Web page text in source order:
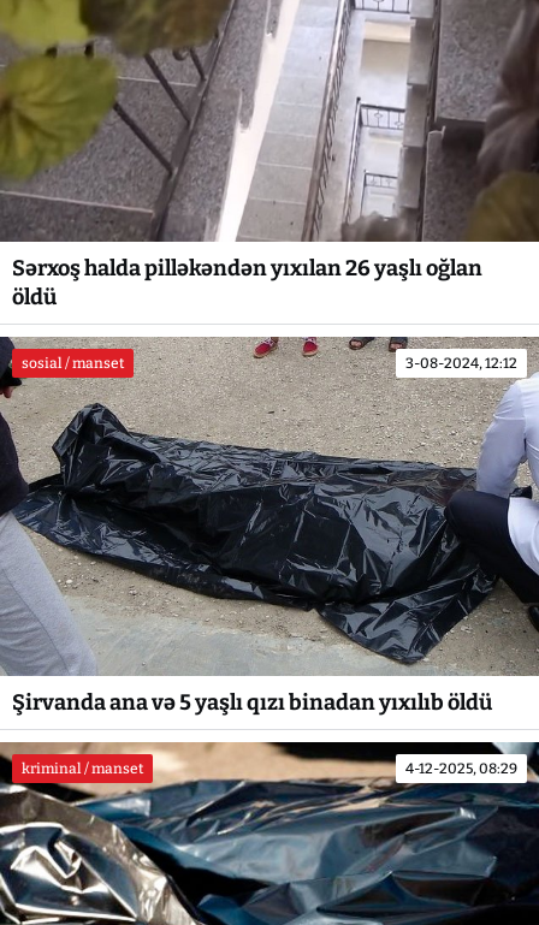
Sərxoş halda pilləkəndən yıxılan 26 yaşlı oğlan
öldü
sosial / manset 3-08-2024, 12:12
Şirvanda ana və 5 yaşlı qızı binadan yıxılıb öldü
kriminal / manset 4-12-2025, 08:29